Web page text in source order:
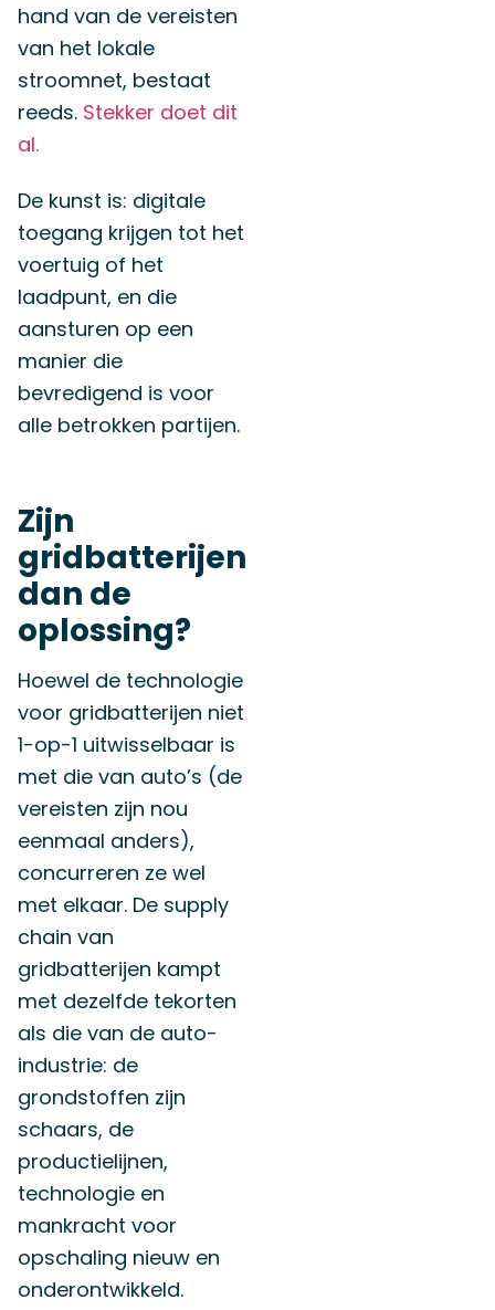
hand van de vereisten
van het lokale
stroomnet, bestaat
reeds. Stekker doet dit
al.
De kunst is: digitale
toegang krijgen tot het
voertuig of het
laadpunt, en die
aansturen op een
manier die
bevredigend is voor
alle betrokken partijen.
Zijn
gridbatterijen
dan de
oplossing?
Hoewel de technologie
voor gridbatterijen niet
1-op-1 uitwisselbaar is
met die van auto’s (de
vereisten zijn nou
eenmaal anders),
concurreren ze wel
met elkaar. De supply
chain van
gridbatterijen kampt
met dezelfde tekorten
als die van de auto-
industrie: de
grondstoffen zijn
schaars, de
productielijnen,
technologie en
mankracht voor
opschaling nieuw en
onderontwikkeld.